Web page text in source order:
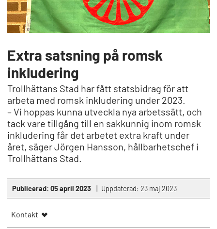
Extra satsning på romsk
inkludering
Trollhättans Stad har fått statsbidrag för att
arbeta med romsk inkludering under 2023.
– Vi hoppas kunna utveckla nya arbetssätt, och
tack vare tillgång till en sakkunnig inom romsk
inkludering får det arbetet extra kraft under
året, säger Jörgen Hansson, hållbarhetschef i
Trollhättans Stad.
Publicerad: 05 april 2023 Uppdaterad: 23 maj 2023
Kontakt